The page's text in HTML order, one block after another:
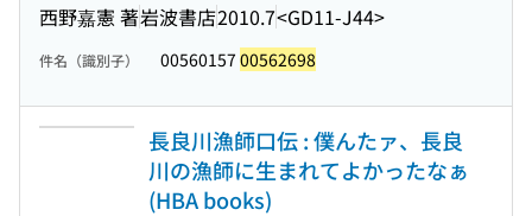
西野嘉憲 著岩波書店2010.7<GD11-J44>
件名（識別子） 00560157 00562698
長良川漁師口伝 : 僕んたァ、長良
川の漁師に生まれてよかったなぁ
(HBA books)